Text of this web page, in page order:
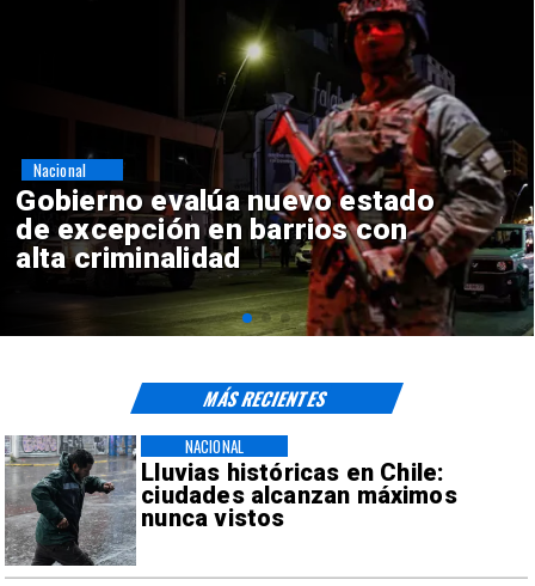
Corte Suprema confirma pago
de $1.000 millones por caso
ProCultura
Nacional
Lluvias históricas en Chile:
ciudades alcanzan máximos
nunca vistos
NACIONAL
MÁS RECIENTES